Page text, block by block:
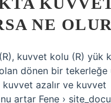
NE
kuvvet kolu (R) yük
dönen bir tekerleğe
azalır ve kuvvet
artar Fene ›